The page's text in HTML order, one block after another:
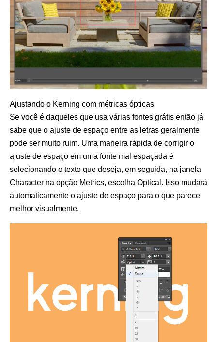
Ajustando o Kerning com métricas ópticas
Se você é daqueles que usa várias fontes grátis então já
sabe que o ajuste de espaço entre as letras geralmente
pode ser muito ruim. Uma maneira rápida de corrigir o
ajuste de espaço em uma fonte mal espaçada é
selecionando o texto que deseja, em seguida, na janela
Character na opção Metrics, escolha Optical. Isso mudará
automaticamente o ajuste de espaço para o que parece
melhor visualmente.